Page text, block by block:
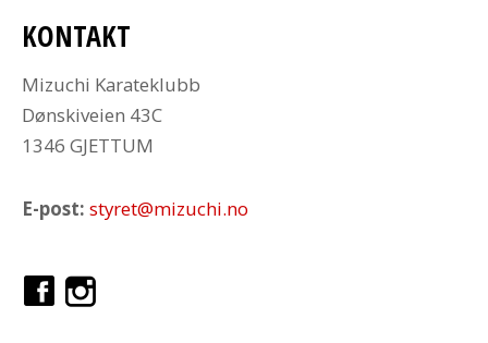
KONTAKT
Mizuchi Karateklubb
Dønskiveien 43C
1346 GJETTUM
E-post: styret@mizuchi.no